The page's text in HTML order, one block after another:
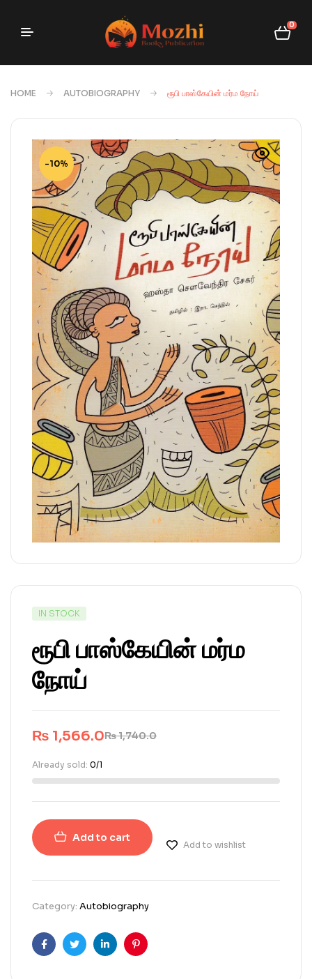
0
HOME AUTOBIOGRAPHY ரூபி பாஸ்கேயின் மர்ம நோய்
-10%
IN STOCK
ரூபி பாஸ்கேயின் மர்ம
நோய்
₨1,740.0
₨ 1,566.0
Already sold: 0/1
Add to cart
Add to wishlist
Category: Autobiography
FacebookTwitterLinkedinPinterest